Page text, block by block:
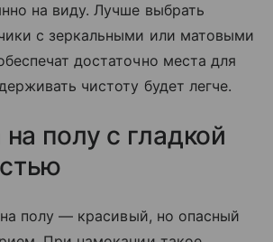
на виду. Лучше выбрать
с зеркальными или матовыми
достаточно места для
чистоту будет легче.
полу с гладкой
на полу — красивый, но опасный